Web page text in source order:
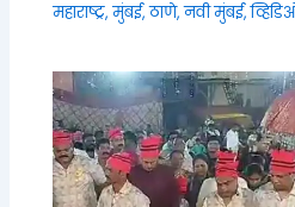
महाराष्ट्र,मुंबई, ठाणे, नवी मुंबई,